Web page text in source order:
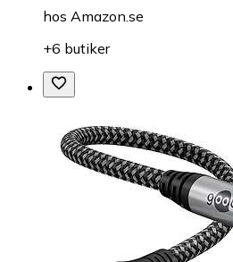
hos Amazon.se
+6 butiker